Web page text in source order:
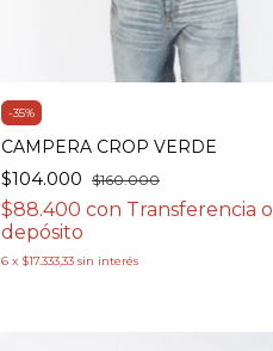
-35%
CAMPERA CROP VERDE
$104.000 $160.000
$88.400 con Transferencia o
depósito
6 x $17.333,33 sin interés